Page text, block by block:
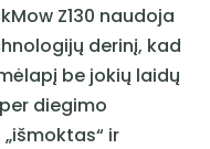
Z130 naudoja
derinį, kad
be jokių laidų
diegimo
ir